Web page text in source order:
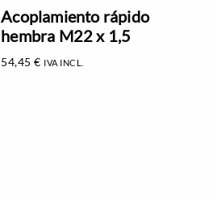
Acoplamiento rápido
hembra M22 x 1,5
54,45€ IVA INCL.